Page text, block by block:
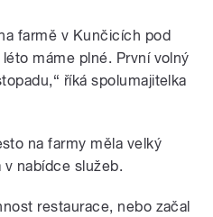
farmě v Kunčicích pod
máme plné. První volný
říká spolumajitelka
na farmy měla velký
nabídce služeb.
restaurace, nebo začal